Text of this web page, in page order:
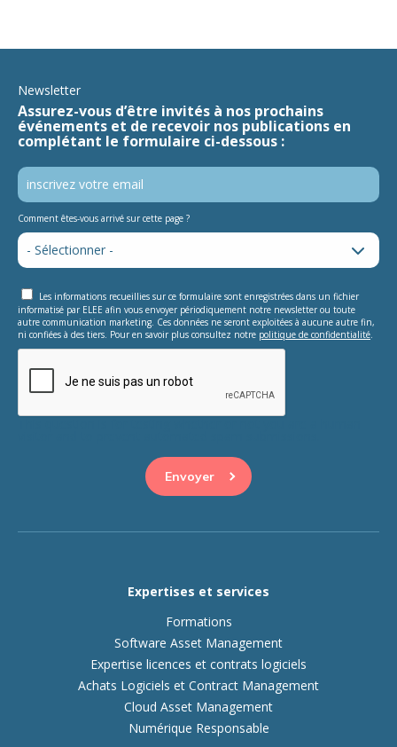
Newsletter
Assurez-vous d’être invités à nos prochains
événements et de recevoir nos publications en
complétant le formulaire ci-dessous :
Comment êtes-vous arrivé sur cette page ?
Les informations recueillies sur ce formulaire sont enregistrées dans un fichier
informatisé par ELEE afin vous envoyer périodiquement notre newsletter ou toute
autre communication marketing. Ces données ne seront exploitées à aucune autre fin,
ni confiées à des tiers. Pour en savoir plus consultez notre politique de confidentialité
Expertises et services
Formations
Software Asset Management
Expertise licences et contrats logiciels
Achats Logiciels et Contract Management
Cloud Asset Management
Numérique Responsable